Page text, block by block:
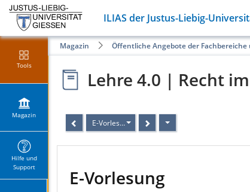
ILIAS der Justus-Liebig-
Tools
Magazin
Hilfe und
Support
Magazin Öffentliche Angebote der
Lehre 4.0 | Recht
E-Vorlesung
E-Vorlesung